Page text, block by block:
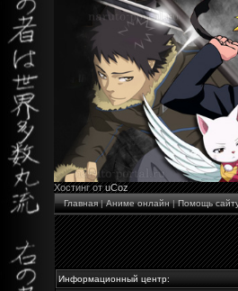
Хостинг отuCoz
Главная|Аниме онлайн|Помощь
Информационный центр: